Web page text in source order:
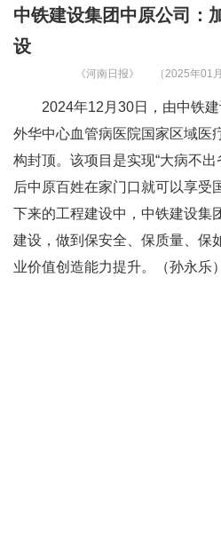
中铁建设集团中原公司：
设
《河南日报》 （2025年01
2024年12月30日，由中铁建
外华中心血管病医院国家区域医
构封顶。该项目是实现“大病不
后中原百姓在家门口就可以享受
下来的工程建设中，中铁建设集
建设，做到保安全、保质量、保
业价值创造能力提升。（孙永乐）